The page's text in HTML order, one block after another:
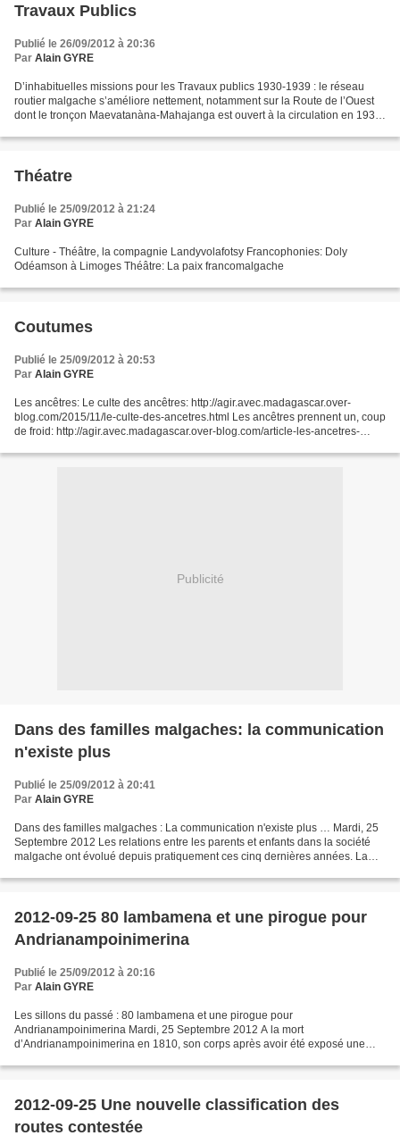
Travaux Publics
Publié le 26/09/2012 à 20:36
Par Alain GYRE
D’inhabituelles missions pour les Travaux publics 1930-1939 : le réseau
routier malgache s’améliore nettement, notamment sur la Route de l’Ouest
dont le tronçon Maevatanàna-Mahajanga est ouvert à la circulation en 1934.
Théatre
Publié le 25/09/2012 à 21:24
Par Alain GYRE
Culture - Théâtre, la compagnie Landyvolafotsy Francophonies: Doly
Odéamson à Limoges Théâtre: La paix francomalgache
Coutumes
Publié le 25/09/2012 à 20:53
Par Alain GYRE
Les ancêtres: Le culte des ancêtres: http://agir.avec.madagascar.over-
blog.com/2015/11/le-culte-des-ancetres.html Les ancêtres prennent un, coup
de froid: http://agir.avec.madagascar.over-blog.com/article-les-ancetres-
Publicité
Dans des familles malgaches: la communication
n'existe plus
Publié le 25/09/2012 à 20:41
Par Alain GYRE
Dans des familles malgaches : La communication n'existe plus … Mardi, 25
Septembre 2012 Les relations entre les parents et enfants dans la société
malgache ont évolué depuis pratiquement ces cinq dernières années. La
2012-09-25 80 lambamena et une pirogue pour
Andrianampoinimerina
Publié le 25/09/2012 à 20:16
Par Alain GYRE
Les sillons du passé : 80 lambamena et une pirogue pour
Andrianampoinimerina Mardi, 25 Septembre 2012 A la mort
d’Andrianampoinimerina en 1810, son corps après avoir été exposé une
80...
2012-09-25 Une nouvelle classification des
routes contestée